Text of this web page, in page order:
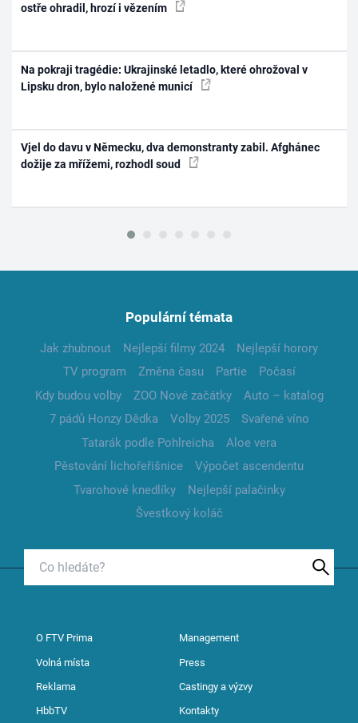
ostře ohradil, hrozí i vězením
Na pokraji tragédie: Ukrajinské letadlo, které ohrožoval v
Lipsku dron, bylo naložené municí
Vjel do davu v Německu, dva demonstranty zabil. Afghánec
dožije za mřížemi, rozhodl soud
Populární témata
Jak zhubnout Nejlepší filmy 2024
Nejlepší horory
TV program
Změna času Partie
Počasí
Kdy budou volby
ZOO Nové začátky
Auto – katalog
7 pádů Honzy Dědka
Volby 2025
Svařené víno
Tatarák podle Pohlreicha
Aloe vera
Pěstování lichořeřišnice
Výpočet ascendentu
Tvarohové knedlíky
Nejlepší palačinky
Švestkový koláč
O FTV Prima Management
Volná místa Press
Reklama Castingy a výzvy
HbbTV Kontakty